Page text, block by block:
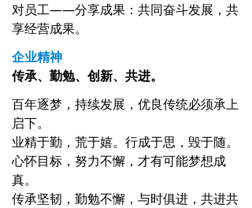
对员工——分享成果：共同奋斗发展，共
享经营成果。
企业精神
传承、勤勉、创新、共进。
百年逐梦，持续发展，优良传统必须承上
启下。
业精于勤，荒于嬉。行成于思，毁于随。
心怀目标，努力不懈，才有可能梦想成
真。
传承坚韧，勤勉不懈，与时俱进，共进共